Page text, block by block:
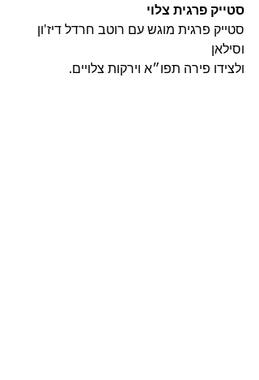
סטייק פרגית צלוי
סטייק פרגית מוגש עם רוטב חרדל דיז'ון
וסילאן
ולצידו פירה תפו״א וירקות צלויים.